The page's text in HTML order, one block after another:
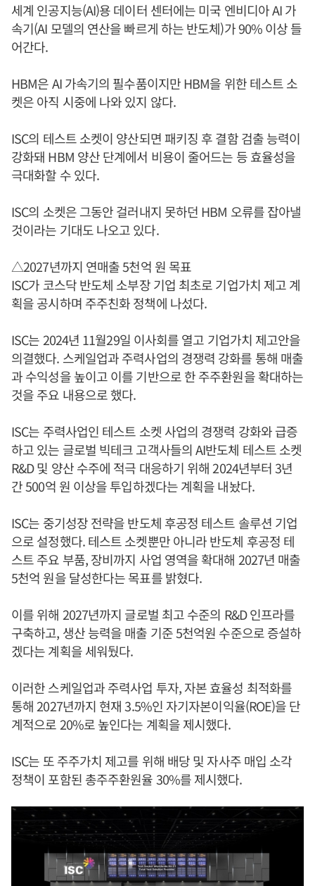
세계 인공지능(AI)용 데이터 센터에는 미국 엔비디아 AI 가
속기(AI 모델의 연산을 빠르게 하는 반도체)가 90% 이상 들
어간다.
HBM은 AI 가속기의 필수품이지만 HBM을 위한 테스트 소
켓은 아직 시중에 나와 있지 않다.
ISC의 테스트 소켓이 양산되면 패키징 후 결함 검출 능력이
강화돼 HBM 양산 단계에서 비용이 줄어드는 등 효율성을
극대화할 수 있다.
ISC의 소켓은 그동안 걸러내지 못하던 HBM 오류를 잡아낼
것이라는 기대도 나오고 있다.
△2027년까지 연매출 5천억 원 목표
ISC가 코스닥 반도체 소부장 기업 최초로 기업가치 제고 계
획을 공시하며 주주친화 정책에 나섰다.
ISC는 2024년 11월29일 이사회를 열고 기업가치 제고안을
의결했다. 스케일업과 주력사업의 경쟁력 강화를 통해 매출
과 수익성을 높이고 이를 기반으로 한 주주환원을 확대하는
것을 주요 내용으로 했다.
ISC는 주력사업인 테스트 소켓 사업의 경쟁력 강화와 급증
하고 있는 글로벌 빅테크 고객사들의 AI반도체 테스트 소켓
R&D 및 양산 수주에 적극 대응하기 위해 2024년부터 3년
간 500억 원 이상을 투입하겠다는 계획을 내놨다.
ISC는 중기성장 전략을 반도체 후공정 테스트 솔루션 기업
으로 설정했다. 테스트 소켓뿐만 아니라 반도체 후공정 테
스트 주요 부품, 장비까지 사업 영역을 확대해 2027년 매출
5천억 원을 달성한다는 목표를 밝혔다.
이를 위해 2027년까지 글로벌 최고 수준의 R&D 인프라를
구축하고, 생산 능력을 매출 기준 5천억원 수준으로 증설하
겠다는 계획을 세워뒀다.
이러한 스케일업과 주력사업 투자, 자본 효율성 최적화를
통해 2027년까지 현재 3.5%인 자기자본이익율(ROE)을 단
계적으로 20%로 높인다는 계획을 제시했다.
ISC는 또 주주가치 제고를 위해 배당 및 자사주 매입 소각
정책이 포함된 총주주환원율 30%를 제시했다.